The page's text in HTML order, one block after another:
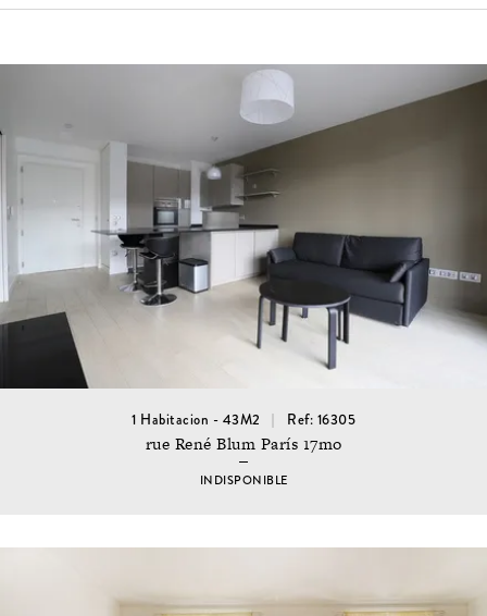
1 Habitacion - 43M2 Ref: 16305
rue René Blum París 17mo
INDISPONIBLE